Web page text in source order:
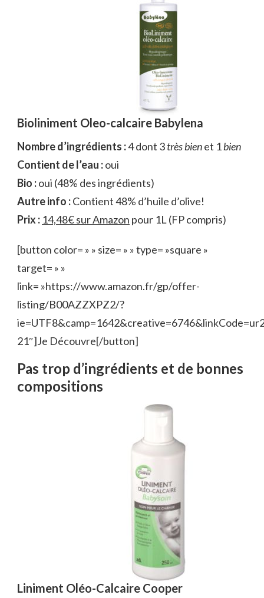
Bioliniment Oleo-calcaire Babylena
Nombre d’ingrédients :4 dont 3très bienet 1bien
Contient de l’eau :oui
Bio :oui (48% des ingrédients)
Autre info :Contient 48% d’huile d’olive!
Prix : 14,48€ sur Amazon pour 1L (FP compris)
[button color= » » size= » » type= »square »
target= » »
link= »https://www.amazon.fr/gp/offer-
listing/B00AZZXPZ2/?
21″]Je Découvre[/button]
Pas trop d’ingrédients et de bonnes
compositions
Liniment Oléo-Calcaire Cooper